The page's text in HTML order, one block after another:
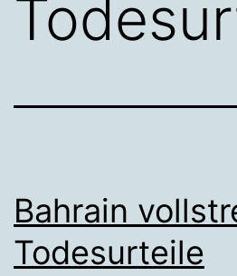
Bahrain
Todesurteile